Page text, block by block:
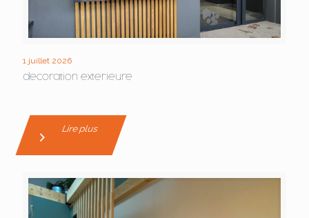
1 juillet 2026
decoration exterieure
Lire plus